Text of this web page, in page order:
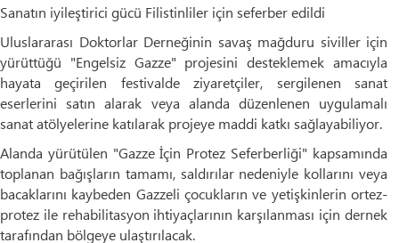
Sanatın iyileştirici gücü Filistinliler için seferber edildi
Uluslararası Doktorlar Derneğinin savaş mağduru siviller için
yürüttüğü "Engelsiz Gazze" projesini desteklemek amacıyla
hayata geçirilen festivalde ziyaretçiler, sergilenen sanat
eserlerini satın alarak veya alanda düzenlenen uygulamalı
sanat atölyelerine katılarak projeye maddi katkı sağlayabiliyor.
Alanda yürütülen "Gazze İçin Protez Seferberliği" kapsamında
toplanan bağışların tamamı, saldırılar nedeniyle kollarını veya
bacaklarını kaybeden Gazzeli çocukların ve yetişkinlerin ortez-
protez ile rehabilitasyon ihtiyaçlarının karşılanması için dernek
tarafından bölgeye ulaştırılacak.